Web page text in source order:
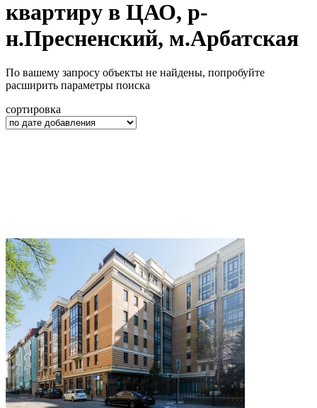
квартиру в ЦАО, р-
н.Пресненский, м.Арбатская
По вашему запросу объекты не найдены, попробуйте
расширить параметры поиска
сортировка